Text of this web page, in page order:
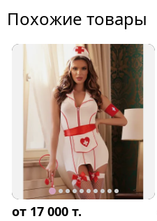
Похожие товары
от 17 000т.